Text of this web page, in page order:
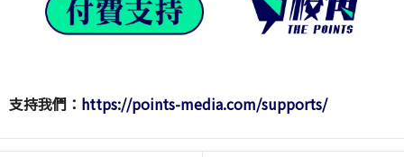
支持我們： https://points-media.com/supports/